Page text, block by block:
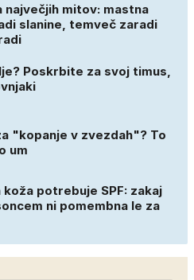
največjih mitov: mastna
slanine, temveč zaradi
Poskrbite za svoj timus,
"kopanje v zvezdah"? To
um
potrebuje SPF: zakaj
ni pomembna le za